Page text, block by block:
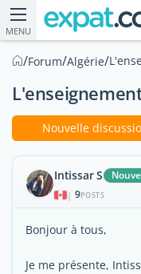
MENU
/Forum/Algérie/
Nouvelle
Intissar S
| 9POSTS
Bonjour à tous,
Je me présente,